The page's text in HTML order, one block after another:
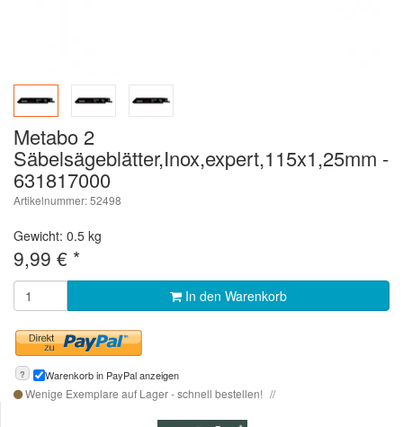
Metabo 2
Säbelsägeblätter,Inox,expert,115x1,25mm -
631817000
Artikelnummer: 52498
Gewicht: 0.5 kg
9,99 € *
In den Warenkorb
? Warenkorb in PayPal anzeigen
Wenige Exemplare auf Lager - schnell bestellen!